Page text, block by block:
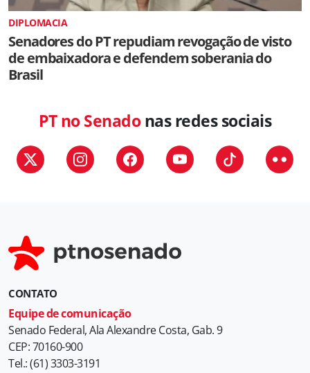
DIPLOMACIA
Senadores do PT repudiam revogação de visto
de embaixadora e defendem soberania do
Brasil
PT no Senadonas redes sociais
CONTATO
Equipe de comunicação
Senado Federal, Ala Alexandre Costa, Gab. 9
CEP: 70160-900
Tel.: (61) 3303-3191